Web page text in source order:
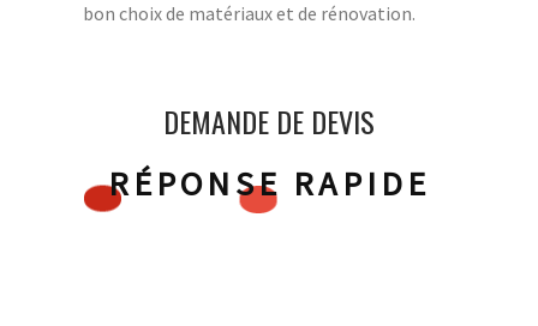
bon choix de matériaux et de rénovation.
DEMANDE DE DEVIS
RÉPONSE RAPIDE